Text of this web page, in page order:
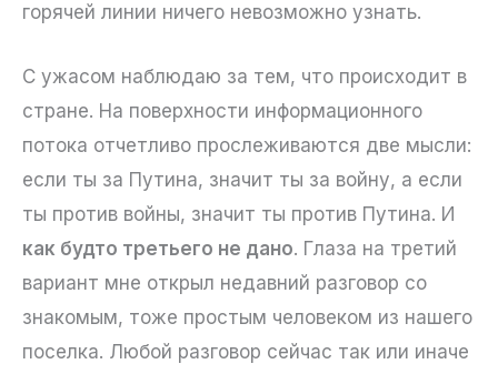
горячей линии ничего невозможно узнать.
С ужасом наблюдаю за тем, что происходит в
стране. На поверхности информационного
потока отчетливо прослеживаются две мысли:
если ты за Путина, значит ты за войну, а если
ты против войны, значит ты против Путина. И
как будто третьего не дано. Глаза на третий
вариант мне открыл недавний разговор со
знакомым, тоже простым человеком из нашего
поселка. Любой разговор сейчас так или иначе